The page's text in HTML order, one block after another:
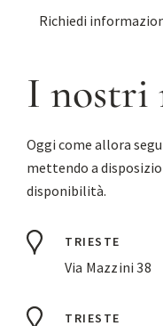
Richiedi
I nostri
Oggi come allora
mettendo a
disponibilità.
TRIESTE
Via Mazzini 38
TRIESTE